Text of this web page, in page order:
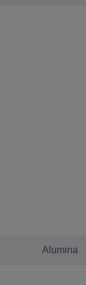
Alumina